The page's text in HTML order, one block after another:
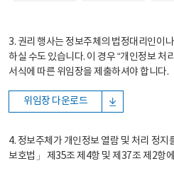
3. 권리 행사는 정보주체의 법정대리인이
하실 수도 있습니다. 이 경우 “개인정보 처
서식에 따른 위임장을 제출하셔야 합니다.
위임장 다운로드
4. 정보주체가 개인정보 열람 및 처리 정
보호법」 제35조 제4항 및 제37조 제2항